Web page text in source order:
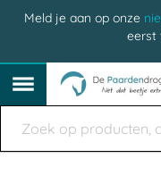
Meld je aan op onze
eerst